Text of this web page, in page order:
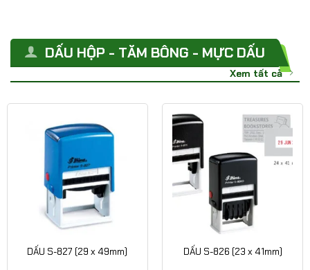
DẤU HỘP - TĂM BÔNG - MỰC DẤU
Xem tất cả
DẤU S-827 (29 x 49mm) DẤU S-826 (23 x 41mm)